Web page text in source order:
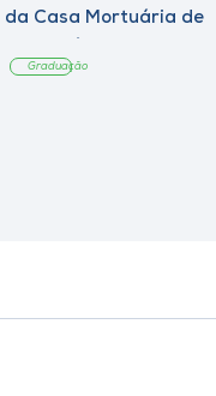
da Casa Mortuária de
Graduação